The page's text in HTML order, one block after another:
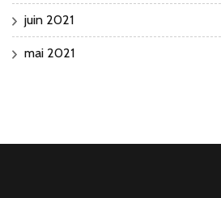
juin 2021
mai 2021